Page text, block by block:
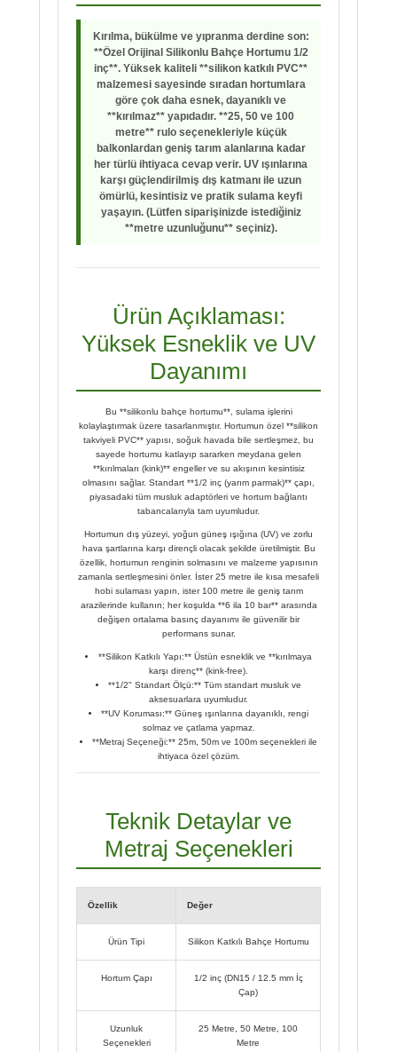
Kırılma, bükülme ve yıpranma derdine son:
**Özel Orijinal Silikonlu Bahçe Hortumu 1/2
inç**. Yüksek kaliteli **silikon katkılı PVC**
malzemesi sayesinde sıradan hortumlara
göre çok daha esnek, dayanıklı ve
**kırılmaz** yapıdadır. **25, 50 ve 100
metre** rulo seçenekleriyle küçük
balkonlardan geniş tarım alanlarına kadar
her türlü ihtiyaca cevap verir. UV ışınlarına
karşı güçlendirilmiş dış katmanı ile uzun
ömürlü, kesintisiz ve pratik sulama keyfi
yaşayın. (Lütfen siparişinizde istediğiniz
**metre uzunluğunu** seçiniz).
Ürün Açıklaması:
Yüksek Esneklik ve UV
Dayanımı
Bu **silikonlu bahçe hortumu**, sulama işlerini
kolaylaştırmak üzere tasarlanmıştır. Hortumun özel **silikon
takviyeli PVC** yapısı, soğuk havada bile sertleşmez, bu
sayede hortumu katlayıp sararken meydana gelen
**kırılmaları (kink)** engeller ve su akışının kesintisiz
olmasını sağlar. Standart **1/2 inç (yarım parmak)** çapı,
piyasadaki tüm musluk adaptörleri ve hortum bağlantı
tabancalarıyla tam uyumludur.
Hortumun dış yüzeyi, yoğun güneş ışığına (UV) ve zorlu
hava şartlarına karşı dirençli olacak şekilde üretilmiştir. Bu
özellik, hortumun renginin solmasını ve malzeme yapısının
zamanla sertleşmesini önler. İster 25 metre ile kısa mesafeli
hobi sulaması yapın, ister 100 metre ile geniş tarım
arazilerinde kullanın; her koşulda **6 ila 10 bar** arasında
değişen ortalama basınç dayanımı ile güvenilir bir
performans sunar.
**Silikon Katkılı Yapı:** Üstün esneklik ve **kırılmaya
karşı direnç** (kink-free).
**1/2" Standart Ölçü:** Tüm standart musluk ve
aksesuarlara uyumludur.
**UV Koruması:** Güneş ışınlarına dayanıklı, rengi
solmaz ve çatlama yapmaz.
**Metraj Seçeneği:** 25m, 50m ve 100m seçenekleri ile
ihtiyaca özel çözüm.
Teknik Detaylar ve
Metraj Seçenekleri
Özellik Değer
Ürün Tipi Silikon Katkılı Bahçe Hortumu
Hortum Çapı
1/2 inç (DN15 / 12.5 mm İç
Çap)
Uzunluk
Seçenekleri
25 Metre, 50 Metre, 100
Metre